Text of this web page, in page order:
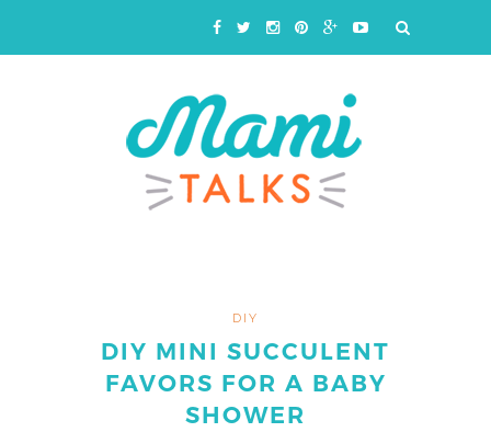
DIY
DIY MINI SUCCULENT
FAVORS FOR A BABY
SHOWER